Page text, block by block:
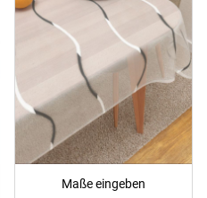
Maße eingeben